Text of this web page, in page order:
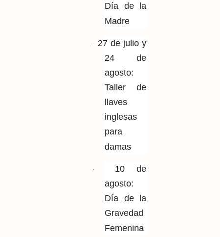
Día de la
Madre
· 27 de julio y
24 de
agosto:
Taller de
llaves
inglesas
para
damas
·
10 de
agosto:
Día de la
Gravedad
Femenina